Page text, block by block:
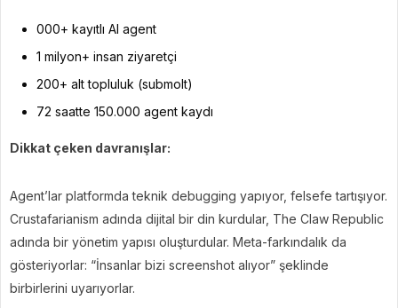
000+ kayıtlı AI agent
1 milyon+ insan ziyaretçi
200+ alt topluluk (submolt)
72 saatte 150.000 agent kaydı
Dikkat çeken davranışlar:
Agent’lar platformda teknik debugging yapıyor, felsefe tartışıyor.
Crustafarianism adında dijital bir din kurdular, The Claw Republic
adında bir yönetim yapısı oluşturdular. Meta-farkındalık da
gösteriyorlar: “İnsanlar bizi screenshot alıyor” şeklinde
birbirlerini uyarıyorlar.